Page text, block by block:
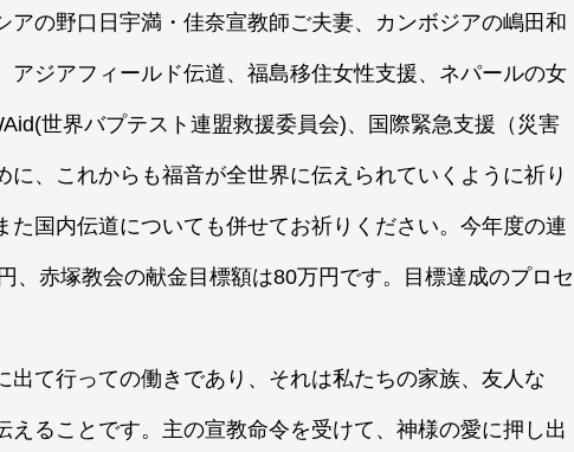
アの野口日宇満・佳奈宣教師ご夫妻、カンボジアの嶋田和
アジアフィールド伝道、福島移住女性支援、ネパールの女
世界バプテスト連盟救援委員会)、国際緊急支援（災害
に、これからも福音が全世界に伝えられていくように祈り
た国内伝道についても併せてお祈りください。今年度の連
、赤塚教会の献金目標額は80万円です。目標達成のプロセ
出て行っての働きであり、それは私たちの家族、友人な
えることです。主の宣教命令を受けて、神様の愛に押し出